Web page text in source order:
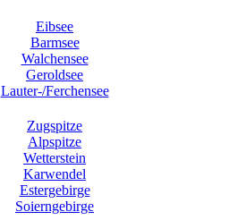
Eibsee
Barmsee
Walchensee
Geroldsee
Lauter-/Ferchensee
Zugspitze
Alpspitze
Wetterstein
Karwendel
Estergebirge
Soierngebirge